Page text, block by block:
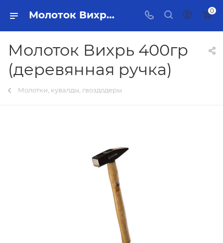
Молоток Вихрь 400гр (деревянная ручка) Тольятти - купить в интернет-магазине, каталог с ценами и характеристиками 0
Молоток Вихрь 400гр
(деревянная ручка)
Молотки, кувалды, гвоздодеры